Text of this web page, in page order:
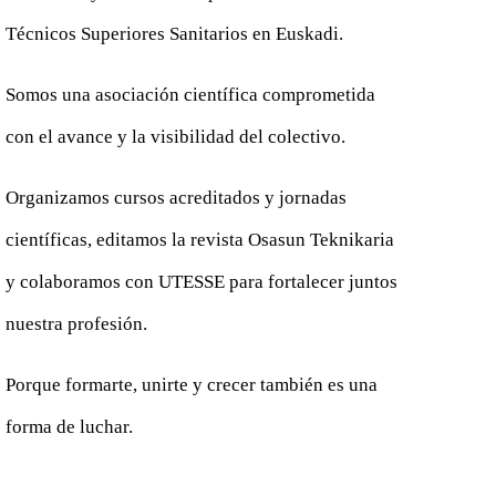
Técnicos Superiores Sanitarios en Euskadi.
Somos una asociación científica comprometida
con el avance y la visibilidad del colectivo.
Organizamos cursos acreditados y jornadas
científicas, editamos la revista Osasun Teknikaria
y colaboramos con UTESSE para fortalecer juntos
nuestra profesión.
Porque formarte, unirte y crecer también es una
forma de luchar.